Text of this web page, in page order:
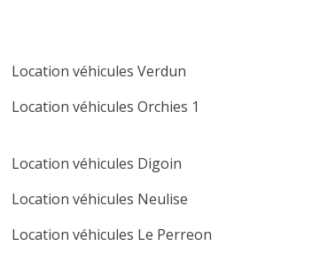
Location véhicules Verdun
Location véhicules Orchies 1
Location véhicules Digoin
Location véhicules Neulise
Location véhicules Le Perreon